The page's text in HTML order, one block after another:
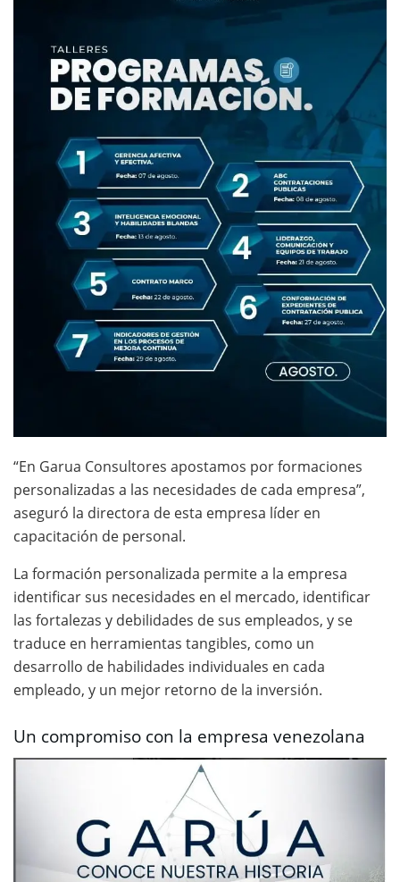
“En Garua Consultores apostamos por formaciones
personalizadas a las necesidades de cada empresa”,
aseguró la directora de esta empresa líder en
capacitación de personal.
La formación personalizada permite a la empresa
identificar sus necesidades en el mercado, identificar
las fortalezas y debilidades de sus empleados, y se
traduce en herramientas tangibles, como un
desarrollo de habilidades individuales en cada
empleado, y un mejor retorno de la inversión.
Un compromiso con la empresa venezolana